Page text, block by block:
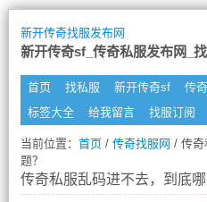
新开传奇找服发布网
新开传奇sf_传奇私服发布网_
首页 找私服 新开传奇sf 传
标签大全
给我留言 找服订阅
当前位置： 首页/ 传奇找服网 / 传奇
题？
传奇私服乱码进不去，到底哪